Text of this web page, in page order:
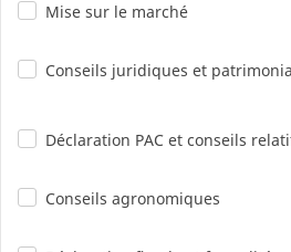
Mise sur le marché
Conseils juridiques et
Déclaration PAC et conseils
Conseils agronomiques